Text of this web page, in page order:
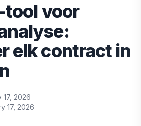
tool voor
elk contract in
17, 2026
17, 2026